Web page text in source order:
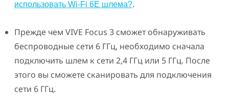
использовать Wi‍-Fi 6E шлема?.
Прежде чем VIVE Focus 3сможет обнаруживать
беспроводные сети 6 ГГц, необходимо сначала
подключить шлем к сети 2,4 ГГц или 5 ГГц. После
этого вы сможете сканировать для подключения
сети 6 ГГц.